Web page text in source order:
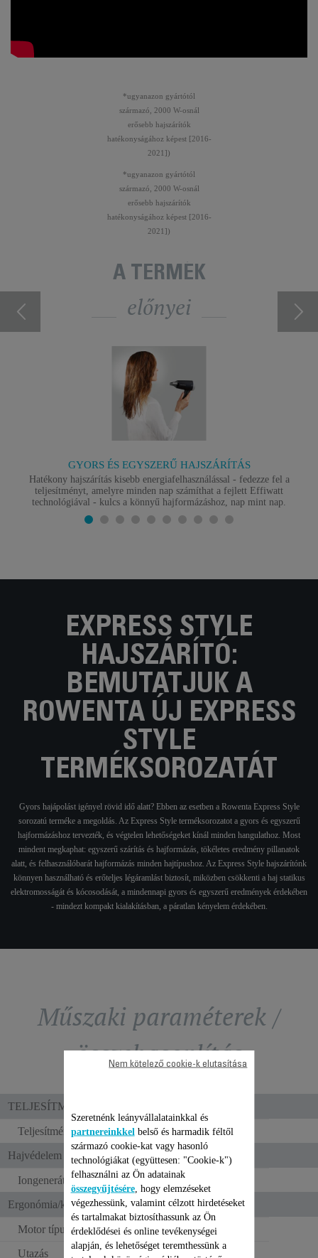
*ugyanazon gyártótól
származó, 2000 W-osnál
erősebb hajszárítók
hatékonyságához képest [2016-
2021])
*ugyanazon gyártótól
származó, 2000 W-osnál
erősebb hajszárítók
hatékonyságához képest [2016-
2021])
A TERMÉK
előnyei
GYORS ÉS EGYSZERŰ HAJSZÁRÍTÁS
Hatékony hajszárítás kisebb energiafelhasználással - fedezze fel a
teljesítményt, amelyre minden nap számíthat a fejlett Effiwatt
technológiával - kulcs a könnyű hajformázáshoz, nap mint nap.
EXPRESS STYLE
HAJSZÁRÍTÓ:
BEMUTATJUK A
ROWENTA ÚJ EXPRESS
STYLE
TERMÉKSOROZATÁT
Gyors hajápolást igényel rövid idő alatt? Ebben az esetben a Rowenta Express Style
sorozatú terméke a megoldás. Az Express Style terméksorozatot a gyors és egyszerű
hajformázáshoz tervezték, és végtelen lehetőségeket kínál minden hangulathoz. Most
mindent megkaphat: egyszerű szárítás és hajformázás, tökéletes eredmény pillanatok
alatt, és felhasználóbarát hajformázás minden hajtípushoz. Az Express Style hajszárítónk
könnyen használható és erőteljes légáramlást biztosít, miközben csökkenti a haj statikus
elektromosságát és kócosodását, a mindennapi gyors és egyszerű eredmények érdekében
- mindezt kompakt kialakításban, a páratlan kényelem érdekében.
Műszaki paraméterek /
összehasonlítás
TELJESÍTMÉNY / BEÁLLÍTÁSOK
Teljesítmény
1600 W
Hajvédelem és ergonómia
Iongenerátor
Ergonómia/kényelmi funkciók
Motor típusa
DC motor
Utazás
Szeretnénk leányvállalatainkkal és
partnereinkkel belső és harmadik féltől
származó cookie-kat vagy hasonló
technológiákat (együttesen: "Cookie-k")
felhasználni az Ön adatainak
összegyűjtésére, hogy elemzéseket
végezhessünk, valamint célzott hirdetéseket
és tartalmakat biztosíthassunk az Ön
érdeklődései és online tevékenységei
alapján, és lehetőséget teremthessünk a
Nem kötelező cookie-k elutasítása